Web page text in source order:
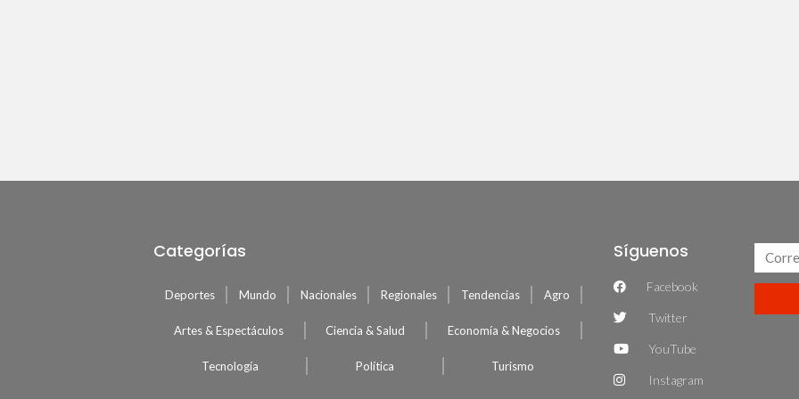
Categorías
Deportes Mundo Nacionales Regionales Tendencias Agro
Artes & Espectáculos Ciencia & Salud Economía & Negocios
Tecnología Política Turismo
Síguenos
Facebook
Twitter
YouTube
Instagram